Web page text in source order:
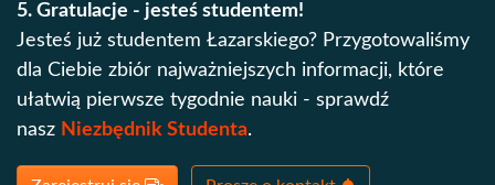
5. Gratulacje - jesteś studentem!
Jesteś już studentem Łazarskiego? Przygotowaliśmy
dla Ciebie zbiór najważniejszych informacji, które
ułatwią pierwsze tygodnie nauki - sprawdź
nasz Niezbędnik Studenta.